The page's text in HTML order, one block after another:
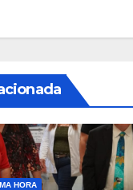
HORA